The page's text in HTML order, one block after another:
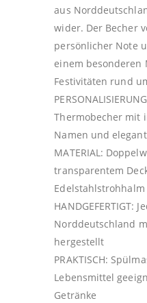
aus
wider. Der Becher
persönlicher Note
einem besonderen
Festivitäten rund
Thermobecher mit
Namen und
MATERIAL:
transparentem
Edelstahlstrohhalm
HANDGEFERTIGT:
Norddeutschland
hergestellt
PRAKTISCH:
Lebensmittel
Getränke